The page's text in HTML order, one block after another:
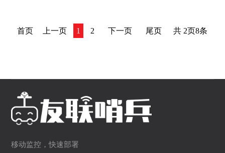
首页 上一页 1 2 下一页 尾页 共 2页8条
移动监控，快速部署